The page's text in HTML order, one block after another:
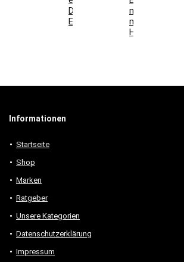
Deko-
Elemente
mit
modernen
Holzmöbeln
Informationen
Startseite
Shop
Marken
Ratgeber
Unsere Kategorien
Datenschutzerklärung
Impressum